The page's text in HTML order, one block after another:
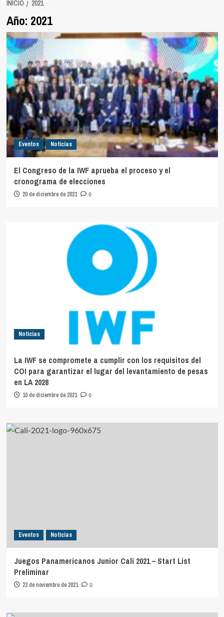
INICIO 2021
Año: 2021
Eventos Noticias
El Congreso de la IWF aprueba el proceso y el
cronograma de elecciones
20 de diciembre de 2021 0
Noticias
La IWF se compromete a cumplir con los requisitos del
COI para garantizar el lugar del levantamiento de pesas
en LA 2028
10 de diciembre de 2021 0
Eventos Noticias
Juegos Panamericanos Junior Cali 2021 – Start List
Preliminar
23 de noviembre de 2021 0